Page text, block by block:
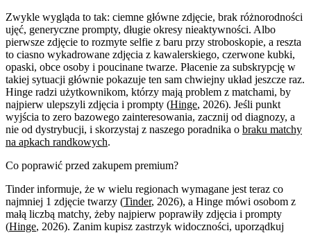
Zwykle wygląda to tak: ciemne główne zdjęcie, brak różnorodności
ujęć, generyczne prompty, długie okresy nieaktywności. Albo
pierwsze zdjęcie to rozmyte selfie z baru przy stroboskopie, a reszta
to ciasno wykadrowane zdjęcia z kawalerskiego, czerwone kubki,
opaski, obce osoby i poucinane twarze. Płacenie za subskrypcję w
takiej sytuacji głównie pokazuje ten sam chwiejny układ jeszcze raz.
Hinge radzi użytkownikom, którzy mają problem z matchami, by
najpierw ulepszyli zdjęcia i prompty (Hinge, 2026). Jeśli punkt
wyjścia to zero bazowego zainteresowania, zacznij od diagnozy, a
nie od dystrybucji, i skorzystaj z naszego poradnika o braku matchy
na apkach randkowych.
Co poprawić przed zakupem premium?
Tinder informuje, że w wielu regionach wymagane jest teraz co
najmniej 1 zdjęcie twarzy (Tinder, 2026), a Hinge mówi osobom z
małą liczbą matchy, żeby najpierw poprawiły zdjęcia i prompty
(Hinge, 2026). Zanim kupisz zastrzyk widoczności, uporządkuj